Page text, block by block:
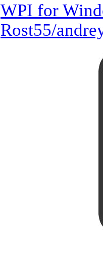
WPI for
Rost55/